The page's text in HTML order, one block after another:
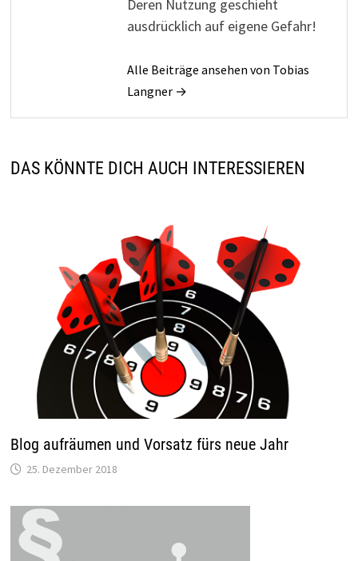
Deren Nutzung geschieht
ausdrücklich auf eigene Gefahr!
Alle Beiträge ansehen von Tobias
Langner →
DAS KÖNNTE DICH AUCH INTERESSIEREN
Blog aufräumen und Vorsatz fürs neue Jahr
25. Dezember 2018